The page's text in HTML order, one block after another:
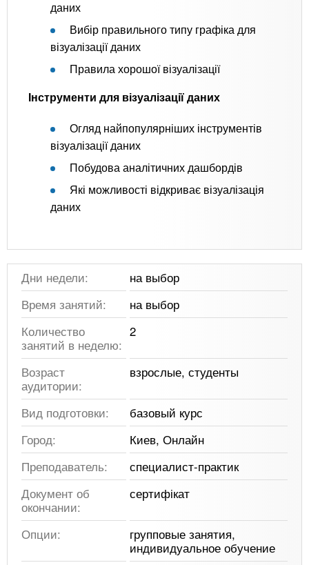
даних
Вибір правильного типу графіка для
візуалізації даних
Правила хорошої візуалізації
Інструменти для візуалізації даних
Огляд найпопулярніших інструментів
візуалізації даних
Побудова аналітичних дашбордів
Які можливості відкриває візуалізація
даних
Дни недели:
на выбор
Время занятий:
на выбор
Количество
занятий в неделю:
2
Возраст
аудитории:
взрослые, студенты
Вид подготовки:
базовый курс
Город:
Киев, Онлайн
Преподаватель:
специалист-практик
Документ об
окончании:
сертифікат
Опции:
групповые занятия,
индивидуальное обучение